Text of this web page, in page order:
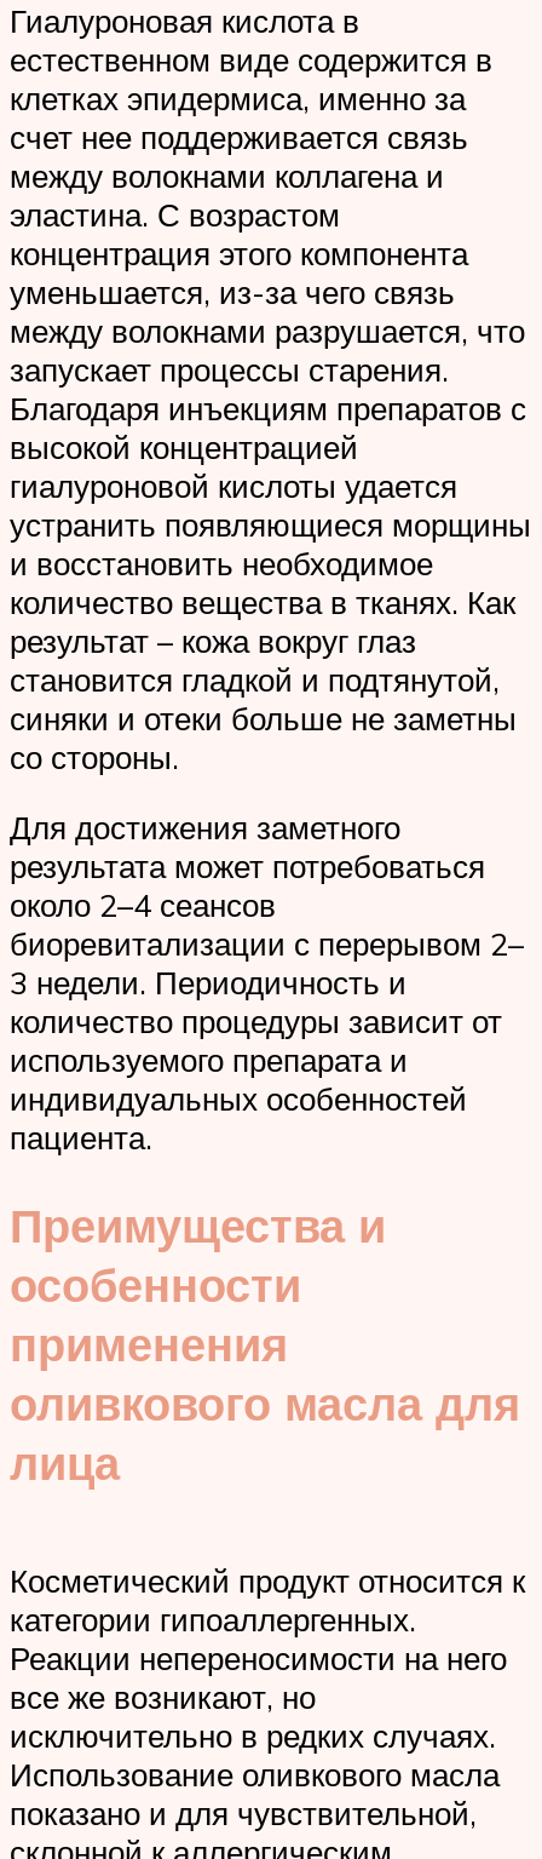
Гиалуроновая кислота в
естественном виде содержится в
клетках эпидермиса, именно за
счет нее поддерживается связь
между волокнами коллагена и
эластина. С возрастом
концентрация этого компонента
уменьшается, из-за чего связь
между волокнами разрушается, что
запускает процессы старения.
Благодаря инъекциям препаратов с
высокой концентрацией
гиалуроновой кислоты удается
устранить появляющиеся морщины
и восстановить необходимое
количество вещества в тканях. Как
результат – кожа вокруг глаз
становится гладкой и подтянутой,
синяки и отеки больше не заметны
со стороны.
Для достижения заметного
результата может потребоваться
около 2–4 сеансов
биоревитализации с перерывом 2–
3 недели. Периодичность и
количество процедуры зависит от
используемого препарата и
индивидуальных особенностей
пациента.
Преимущества и
особенности
применения
оливкового масла для
лица
Косметический продукт относится к
категории гипоаллергенных.
Реакции непереносимости на него
все же возникают, но
исключительно в редких случаях.
Использование оливкового масла
показано и для чувствительной,